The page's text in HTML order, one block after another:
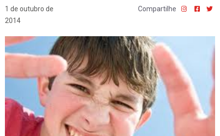
1 de outubro de
2014
Compartilhe